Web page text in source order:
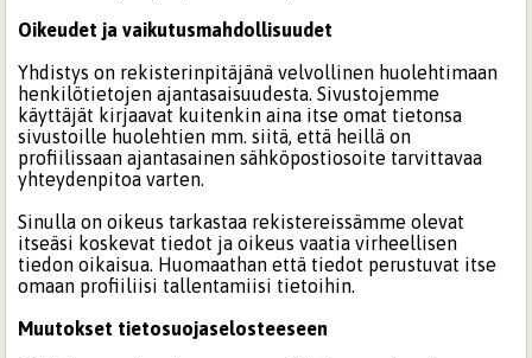
Oikeudet ja vaikutusmahdollisuudet
Yhdistys on rekisterinpitäjänä velvollinen huolehtimaan
henkilötietojen ajantasaisuudesta. Sivustojemme
käyttäjät kirjaavat kuitenkin aina itse omat tietonsa
sivustoille huolehtien mm. siitä, että heillä on
profiilissaan ajantasainen sähköpostiosoite tarvittavaa
yhteydenpitoa varten.
Sinulla on oikeus tarkastaa rekistereissämme olevat
itseäsi koskevat tiedot ja oikeus vaatia virheellisen
tiedon oikaisua. Huomaathan että tiedot perustuvat itse
omaan profiiliisi tallentamiisi tietoihin.
Muutokset tietosuojaselosteeseen